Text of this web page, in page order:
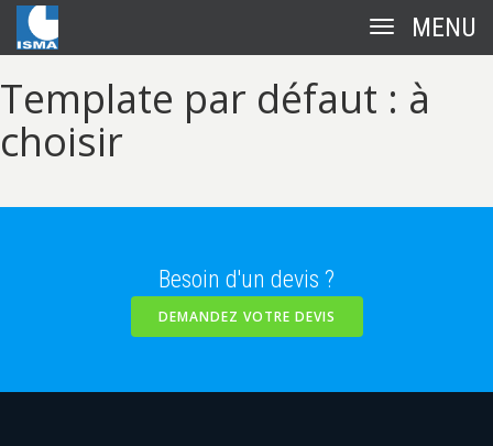
Toggle
Template par défaut : à
choisir
Besoin d'un devis ?
DEMANDEZ VOTRE DEVIS